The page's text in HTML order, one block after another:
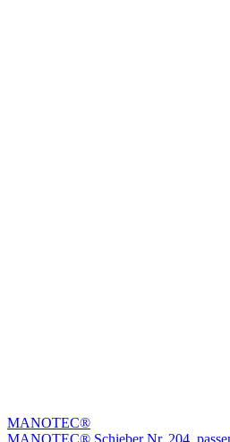
MANOTEC®
MANOTEC® Schieber Nr. 204,